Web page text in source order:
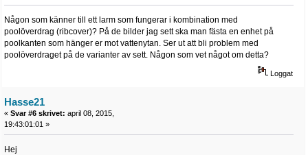
Någon som känner till ett larm som fungerar i kombination med
poolöverdrag (ribcover)? På de bilder jag sett ska man fästa en enhet på
poolkanten som hänger er mot vattenytan. Ser ut att bli problem med
poolöverdraget på de varianter av sett. Någon som vet något om detta?
Loggat
Hasse21
« Svar #6 skrivet: april 08, 2015,
19:43:01:01 »
Hej